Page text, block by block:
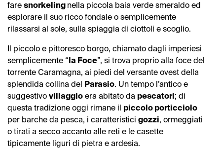
fare snorkeling nella piccola baia verde smeraldo ed
esplorare il suo ricco fondale o semplicemente
rilassarsi al sole, sulla spiaggia di ciottoli e scoglio.
Il piccolo e pittoresco borgo, chiamato dagli imperiesi
semplicemente “la Foce”, si trova proprio alla foce del
torrente Caramagna, ai piedi del versante ovest della
splendida collina del Parasio. Un tempo l’antico e
suggestivo villaggio era abitato da pescatori; di
questa tradizione oggi rimane il piccolo porticciolo
per barche da pesca, i caratteristici gozzi, ormeggiati
o tirati a secco accanto alle reti e le casette
tipicamente liguri di pietra e ardesia.